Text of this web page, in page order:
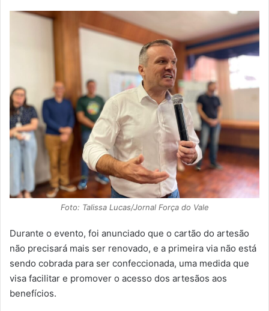
Foto: Talissa Lucas/Jornal Força do Vale
Durante o evento, foi anunciado que o cartão do artesão
não precisará mais ser renovado, e a primeira via não está
sendo cobrada para ser confeccionada, uma medida que
visa facilitar e promover o acesso dos artesãos aos
benefícios.